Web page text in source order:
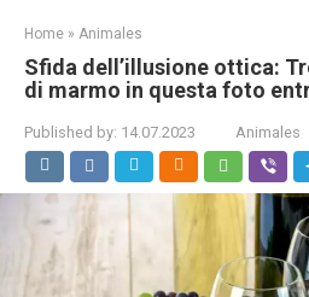
Home » Animales
Sfida dell’illusione ottica:
di marmo in questa foto
Published by: 14.07.2023 Animales